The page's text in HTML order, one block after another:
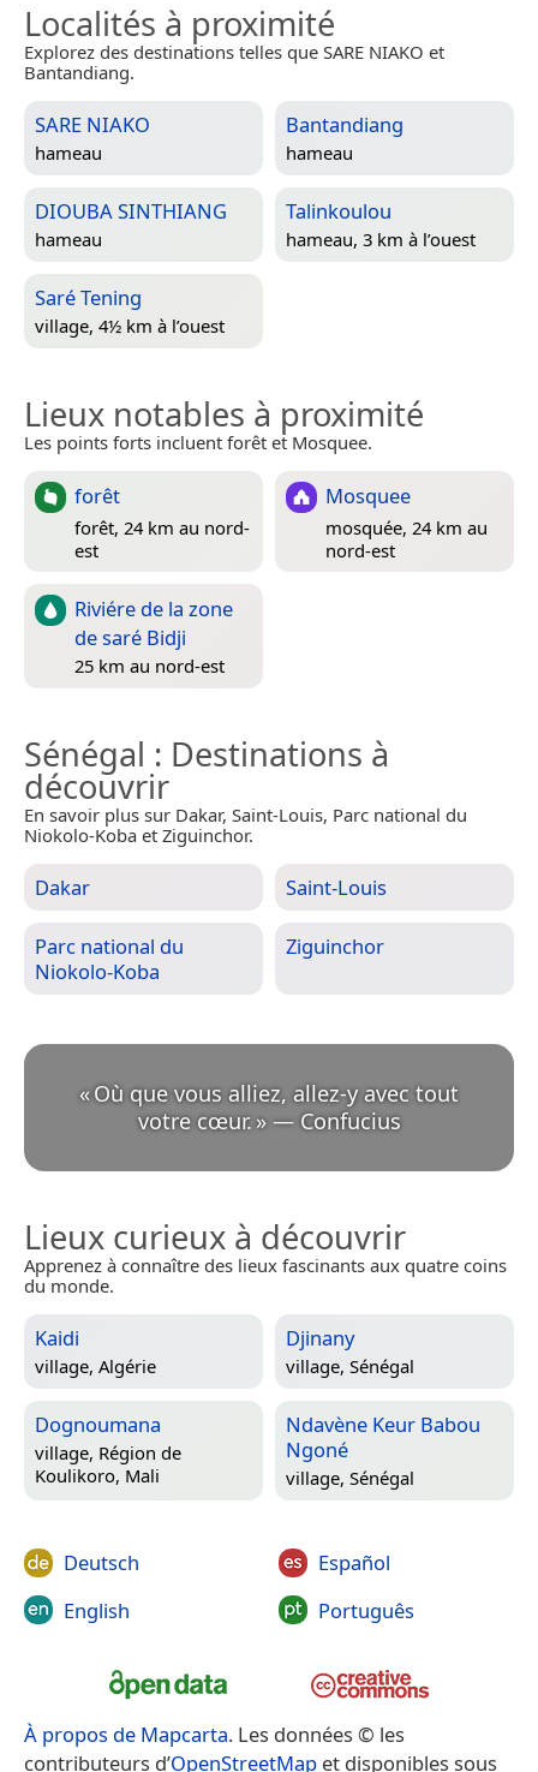
Localités à proximité
Explorez des destinations telles que SARE NIAKO et
Bantandiang.
SARE NIAKO
hameau
Bantandiang
hameau
DIOUBA SINTHIANG
hameau
Talinkoulou
hameau, 3 km à l’ouest
Saré Tening
village, 4½ km à l’ouest
Lieux notables à proximité
Les points forts incluent forêt et Mosquee.
forêt
forêt, 24 km au nord-
est
Mosquee
mosquée, 24 km au
nord-est
Riviére de la zone
de saré Bidji
25 km au nord-est
Sénégal : Destinations à
découvrir
En savoir plus sur Dakar, Saint-Louis, Parc national du
Niokolo-Koba et Ziguinchor.
Dakar Saint-Louis
Parc national du
Niokolo-Koba
Ziguinchor
«Où que vous alliez, allez-y avec tout
votre cœur. » — Confucius
Lieux curieux à découvrir
Apprenez à connaître des lieux fascinants aux quatre coins
du monde.
Kaidi
village, Algérie
Djinany
village, Sénégal
Dognoumana
village, Région de
Koulikoro, Mali
Ndavène Keur Babou
Ngoné
village, Sénégal
Deutsch
English
Español
Português
À propos de Mapcarta. Les données © les
contributeurs d’OpenStreetMap et disponibles sous